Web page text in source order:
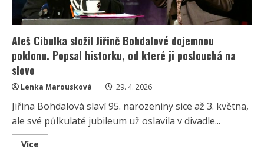
Faltýnovou
Aleš Cibulka složil Jiřině Bohdalové dojemnou
poklonu. Popsal historku, od které ji poslouchá na
slovo
Lenka Marousková 29. 4. 2026
Jiřina Bohdalová slaví 95. narozeniny sice až 3. května,
ale své půlkulaté jubileum už oslavila v divadle...
Více
more